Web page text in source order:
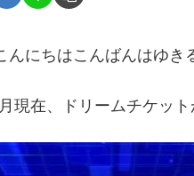
んにちはこんばんはゆき
現在、ドリームチケット